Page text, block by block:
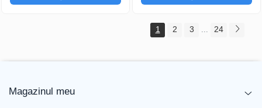
1 2 3 ... 24
Magazinul meu